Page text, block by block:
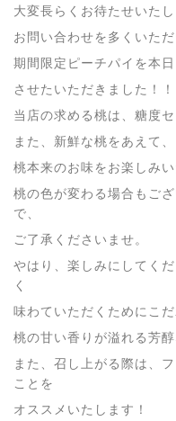
大変長らくお待たせいたし
お問い合わせを多くいた
期間限定ピーチパイを本
させたいただきました！！
当店の求める桃は、糖度
また、新鮮な桃をあえて
桃本来のお味をお楽しみ
桃の色が変わる場合もご
で、
ご了承くださいませ。
やはり、楽しみにしてく
く
味わていただくためにこ
桃の甘い香りが溢れる芳
また、召し上がる際は、
ことを
オススメいたします！